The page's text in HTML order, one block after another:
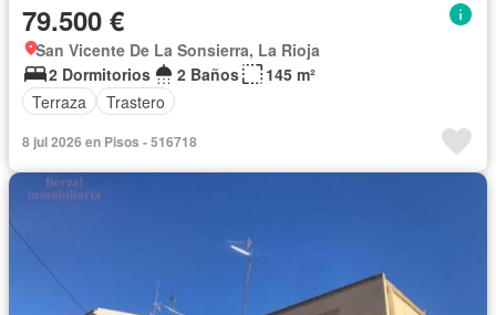
79.500 €
San Vicente De La Sonsierra, La Rioja
2 Dormitorios
2 Baños
145 m²
Terraza
Trastero
8 jul 2026 en Pisos - 516718